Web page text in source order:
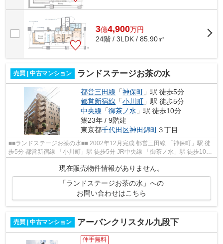
3億4,900万円
24階 / 3LDK / 85.90㎡
売買 | 中古マンション ランドステージお茶の水
都営三田線 「神保町 」駅 徒歩5分
都営新宿線 「小川町 」駅 徒歩5分
中央線 「御茶ノ水 」駅 徒歩10分
築23年 / 9階建
東京都千代田区神田錦町３丁目
■■ランドステージお茶の水■■ 2002年12月完成 都営三田線 「神保町」駅 徒
歩5分 都営新宿線 「小川町」駅 徒歩5分 JR中央線 「御茶ノ水」駅 徒歩10分
現在販売物件情報がありません。
「ランドステージお茶の水」への
お問い合わせはこちら
売買 | 中古マンション アーバンクリスタル九段下
仲手無料